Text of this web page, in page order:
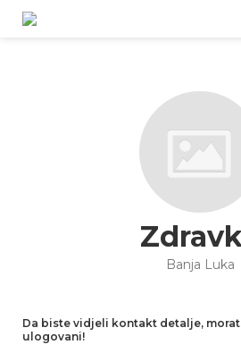
Banja Luka
Da biste vidjeli kontakt detalje,
ulogovani!